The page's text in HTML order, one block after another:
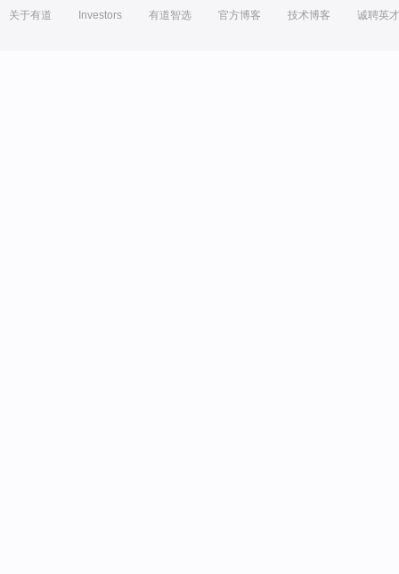
关于有道 Investors 有道智选 官方博客 技术博客 诚聘英才